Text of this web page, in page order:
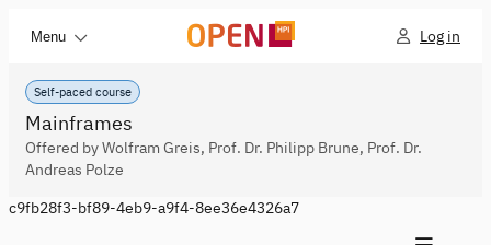
Menu Log in
Self-paced course
Mainframes
Offered by Wolfram Greis, Prof. Dr. Philipp Brune, Prof. Dr.
Andreas Polze
c9fb28f3-bf89-4eb9-a9f4-8ee36e4326a7